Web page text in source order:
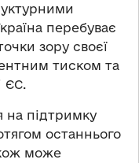
перебуває
зору своєї
тиском та
ЄС.
на підтримку
останнього
може